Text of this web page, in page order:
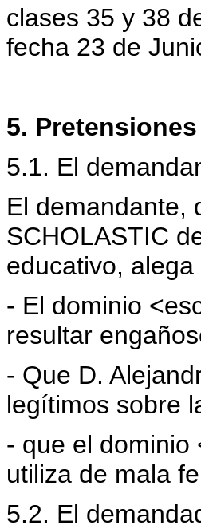
clases 35 y 38
fecha 23 de
5.
5.1. El
El demandante,
SCHOLASTIC
educativo, alega
- El dominio
resultar
- Que D.
legítimos sobre
- que el dominio
utiliza de mala
5.2. El